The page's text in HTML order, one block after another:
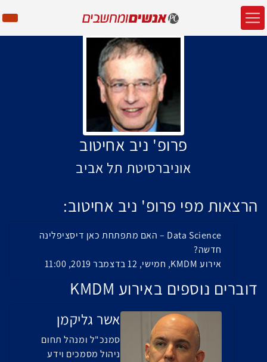
פרופ' ניב אחיטוב
אוניברסיטת תל אביב
הרצאות מפי פרופ' ניב אחיטוב:
Data Science – האם מתפתחת כאן דיסציפלינה
חדשה?
אירוע KMDM, חמישי, 12 בדצמבר 2019, 11:00
דוברים נוספים באירוע KMDM
אשר גליקמן
סמנכ"ל ומנהל תחום
ניהול מסמכים וידע